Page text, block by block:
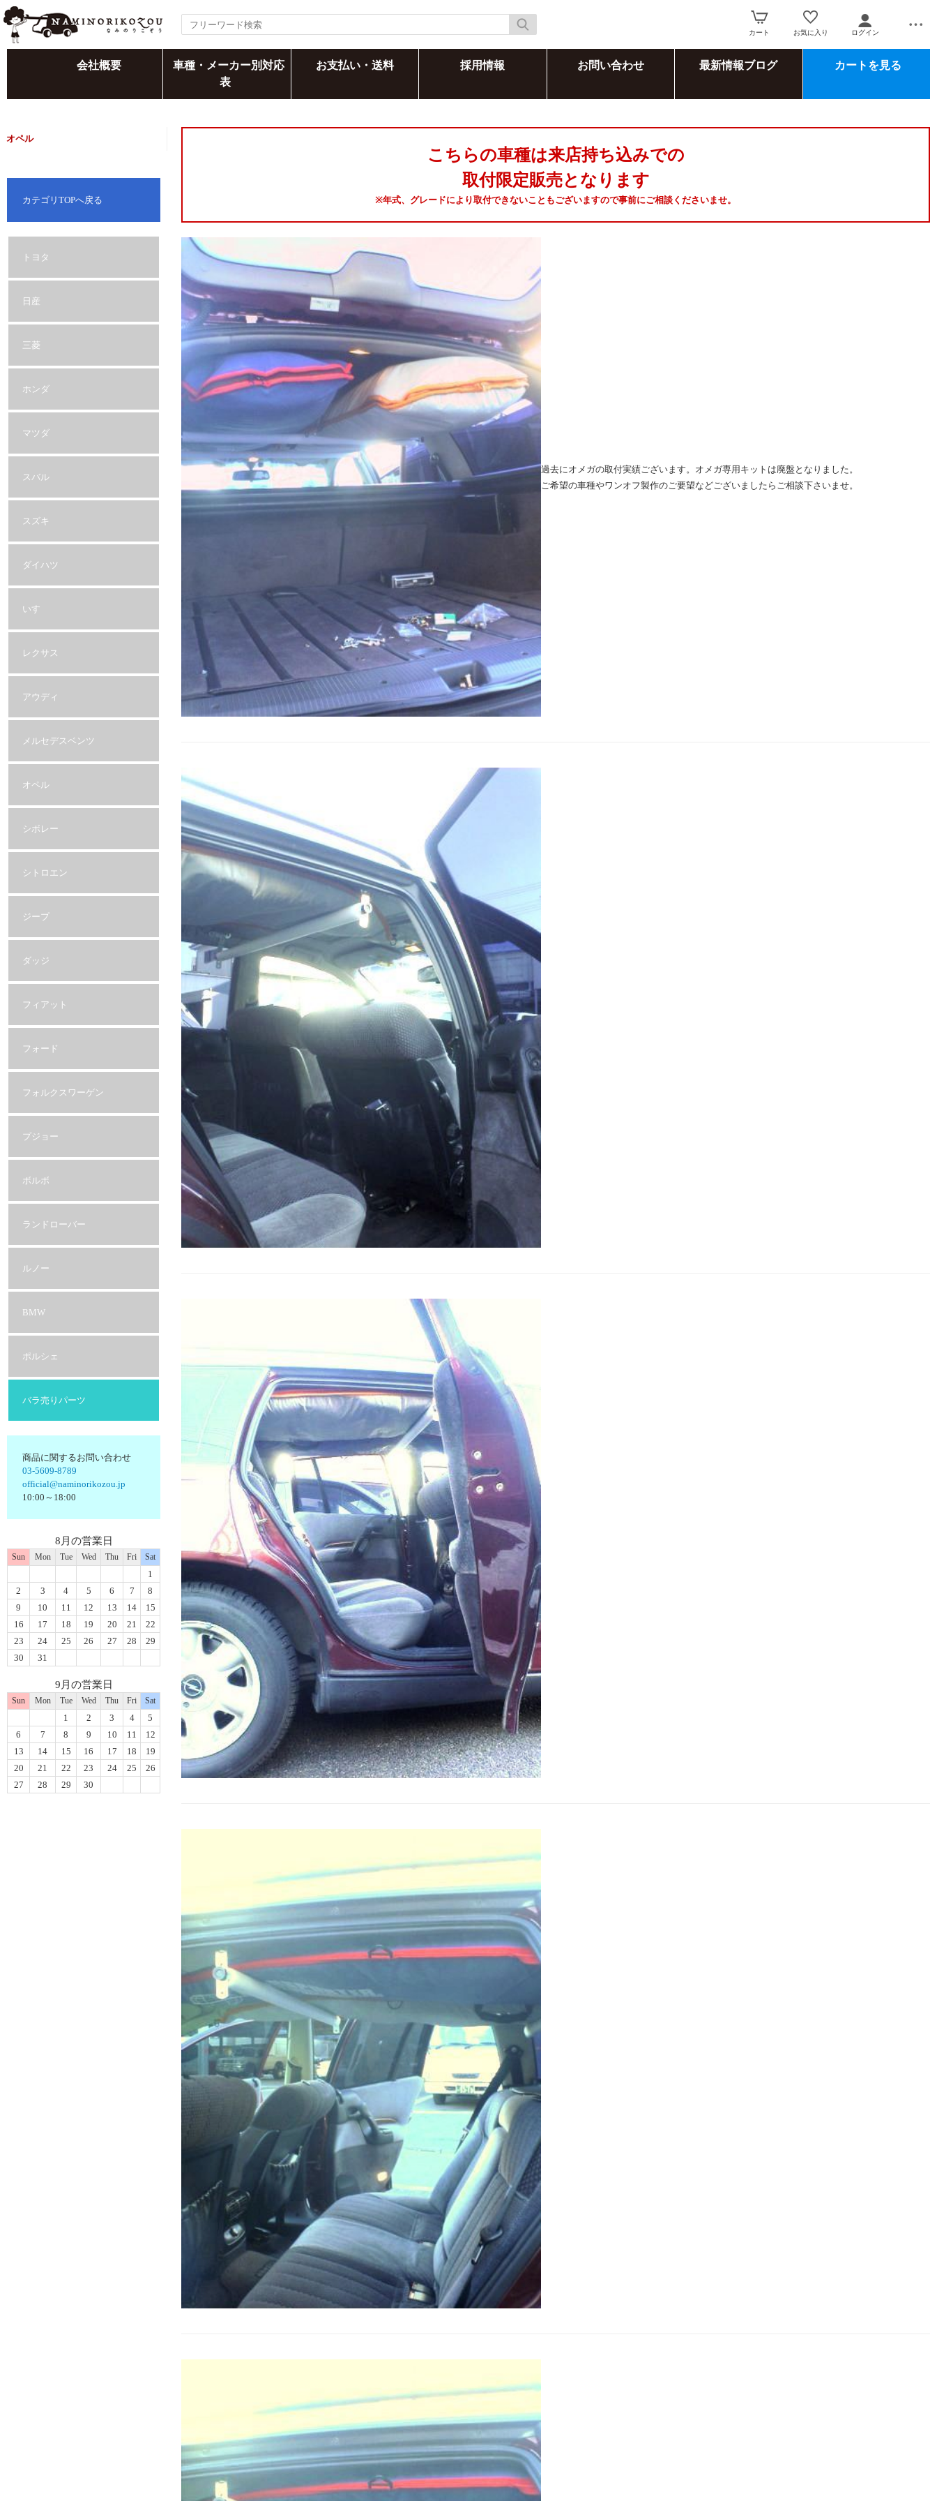
カート お気に入り ログイン
会社概要
車種・メーカー別対応
表
お支払い・送料 採用情報 お問い合わせ 最新情報ブログ カートを見る
オペル
カテゴリTOPへ戻る
トヨタ
日産
三菱
ホンダ
マツダ
スバル
スズキ
ダイハツ
いすゞ
レクサス
アウディ
メルセデスベンツ
オペル
シボレー
シトロエン
ジープ
ダッジ
フィアット
フォード
フォルクスワーゲン
プジョー
ボルボ
ランドローバー
ルノー
BMW
ポルシェ
バラ売りパーツ
商品に関するお問い合わせ
03-5609-8789
official@naminorikozou.jp
10:00～18:00
8月の営業日
Sun Mon Tue Wed Thu Fri Sat
1
2
3 4 5 6 7
8
9
10 11 12 13 14
15
16
17 18 19 20 21
22
23
24 25 26 27 28
29
30
31
9月の営業日
Sun Mon Tue Wed Thu Fri Sat
1 2 3 4
5
6
7 8 9 10 11
12
13
14 15 16 17 18
19
20
21 22 23 24 25
26
27
28 29 30
こちらの車種は来店持ち込みでの
取付限定販売となります
※年式、グレードにより取付できないこともございますので事前にご相談くださいませ。
過去にオメガの取付実績ございます。オメガ専用キットは廃盤となりました。
ご希望の車種やワンオフ製作のご要望などございましたらご相談下さいませ。